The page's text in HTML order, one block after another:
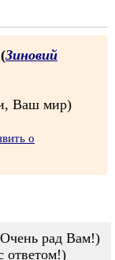
Зиновий
Ваш мир)
о
рад Вам!)
ответом!)